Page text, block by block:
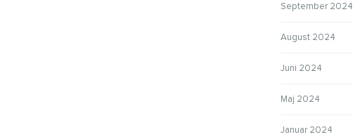
September 2024
August 2024
Juni 2024
Maj 2024
Januar 2024